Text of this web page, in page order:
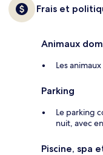
Frais et
Animaux
Les
Parking
Le parking
nuit, avec
Piscine, spa